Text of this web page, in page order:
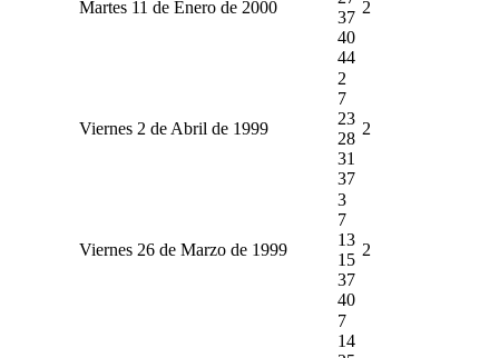
Martes 11 de Enero de 2000
37
40
44
2
Viernes 2 de Abril de 1999
2
7
23
28
31
37
2
Viernes 26 de Marzo de 1999
3
7
13
15
37
40
2
7
14